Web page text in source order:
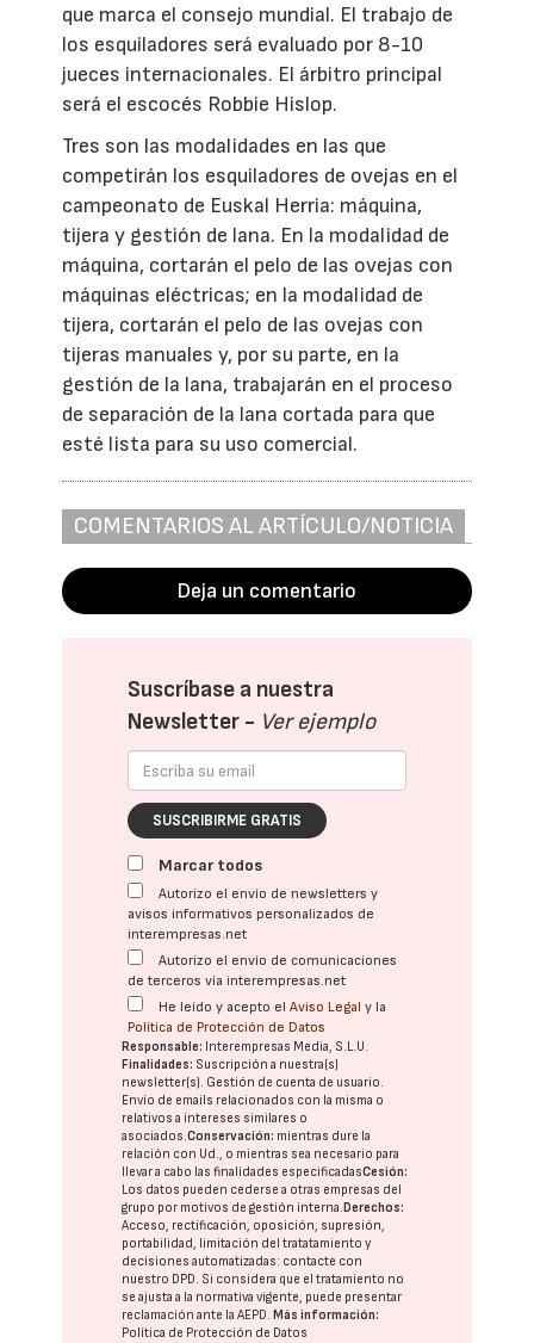
que marca el consejo mundial. El trabajo de
los esquiladores será evaluado por 8-10
jueces internacionales. El árbitro principal
será el escocés Robbie Hislop.
Tres son las modalidades en las que
competirán los esquiladores de ovejas en el
campeonato de Euskal Herria: máquina,
tijera y gestión de lana. En la modalidad de
máquina, cortarán el pelo de las ovejas con
máquinas eléctricas; en la modalidad de
tijera, cortarán el pelo de las ovejas con
tijeras manuales y, por su parte, en la
gestión de la lana, trabajarán en el proceso
de separación de la lana cortada para que
esté lista para su uso comercial.
COMENTARIOS AL ARTÍCULO/NOTICIA
Deja un comentario
Suscríbase a nuestra
Newsletter - Ver ejemplo
SUSCRIBIRME GRATIS
Marcar todos
Autorizo el envío de newsletters y
avisos informativos personalizados de
interempresas.net
Autorizo el envío de comunicaciones
de terceros vía interempresas.net
He leído y acepto elAviso Legal y la
Política de Protección de Datos
Responsable: Interempresas Media, S.L.U.
Finalidades: Suscripción a nuestra(s)
newsletter(s). Gestión de cuenta de usuario.
Envío de emails relacionados con la misma o
relativos a intereses similares o
asociados.Conservación: mientras dure la
relación con Ud., o mientras sea necesario para
llevar a cabo las finalidades especificadasCesión:
Los datos pueden cederse a otras empresas del
grupo por motivos de gestión interna. Derechos:
Acceso, rectificación, oposición, supresión,
portabilidad, limitación del tratatamiento y
decisiones automatizadas: contacte con
nuestro DPD. Si considera que el tratamiento no
se ajusta a la normativa vigente, puede presentar
reclamación ante laAEPD. Más información:
Política de Protección de Datos